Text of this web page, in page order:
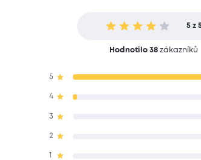
5 z
Hodnotilo 38zákazníků
5
4
3
2